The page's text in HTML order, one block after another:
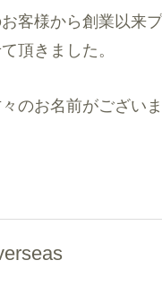
客様から創業以来
頂きました。
のお名前がございま